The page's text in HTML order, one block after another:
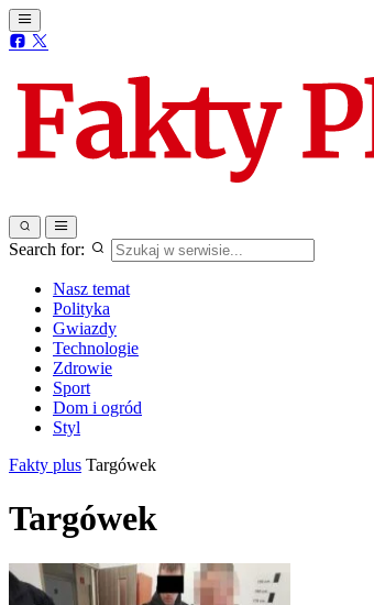
Search for:
Nasz temat
Polityka
Gwiazdy
Technologie
Zdrowie
Sport
Dom i ogród
Styl
Fakty plus Targówek
Targówek